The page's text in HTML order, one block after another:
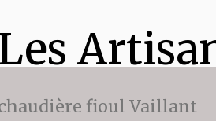
Les
fioul Vaillant